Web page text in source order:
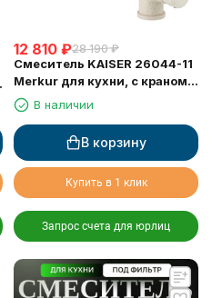
12 810 ₽28 190 ₽
Смеситель KAISER 26044-11
Merkur для кухни, с краном
для питьевой воды,
бежевый мрамор
В наличии
В корзину
Купить в 1 клик
Запрос счета для юрлиц